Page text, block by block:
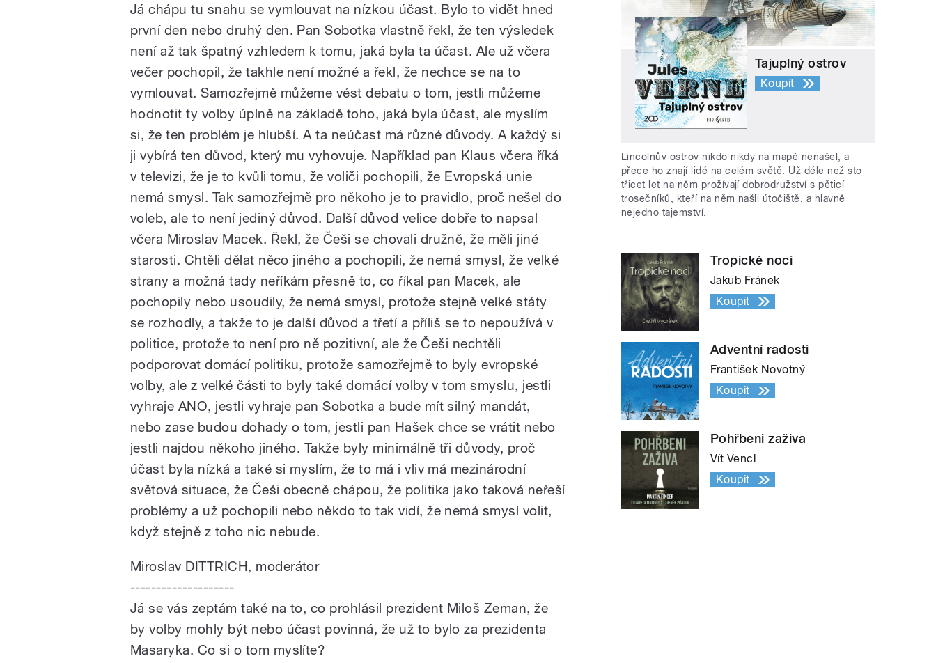
Já chápu tu snahu se vymlouvat na nízkou účast. Bylo to vidět hned
první den nebo druhý den. Pan Sobotka vlastně řekl, že ten výsledek
není až tak špatný vzhledem k tomu, jaká byla ta účast. Ale už včera
večer pochopil, že takhle není možné a řekl, že nechce se na to
vymlouvat. Samozřejmě můžeme vést debatu o tom, jestli můžeme
hodnotit ty volby úplně na základě toho, jaká byla účast, ale myslím
si, že ten problém je hlubší. A ta neúčast má různé důvody. A každý si
ji vybírá ten důvod, který mu vyhovuje. Například pan Klaus včera říká
v televizi, že je to kvůli tomu, že voliči pochopili, že Evropská unie
nemá smysl. Tak samozřejmě pro někoho je to pravidlo, proč nešel do
voleb, ale to není jediný důvod. Další důvod velice dobře to napsal
včera Miroslav Macek. Řekl, že Češi se chovali družně, že měli jiné
starosti. Chtěli dělat něco jiného a pochopili, že nemá smysl, že velké
strany a možná tady neříkám přesně to, co říkal pan Macek, ale
pochopily nebo usoudily, že nemá smysl, protože stejně velké státy
se rozhodly, a takže to je další důvod a třetí a příliš se to nepoužívá v
politice, protože to není pro ně pozitivní, ale že Češi nechtěli
podporovat domácí politiku, protože samozřejmě to byly evropské
volby, ale z velké části to byly také domácí volby v tom smyslu, jestli
vyhraje ANO, jestli vyhraje pan Sobotka a bude mít silný mandát,
nebo zase budou dohady o tom, jestli pan Hašek chce se vrátit nebo
jestli najdou někoho jiného. Takže byly minimálně tři důvody, proč
účast byla nízká a také si myslím, že to má i vliv má mezinárodní
světová situace, že Češi obecně chápou, že politika jako taková neřeší
problémy a už pochopili nebo někdo to tak vidí, že nemá smysl volit,
když stejně z toho nic nebude.
Miroslav DITTRICH, moderátor
--------------------
Já se vás zeptám také na to, co prohlásil prezident Miloš Zeman, že
by volby mohly být nebo účast povinná, že už to bylo za prezidenta
Masaryka. Co si o tom myslíte?
Tajuplný ostrov
Koupit
Lincolnův ostrov nikdo nikdy na mapě nenašel, a
přece ho znají lidé na celém světě. Už déle než sto
třicet let na něm prožívají dobrodružství s pěticí
trosečníků, kteří na něm našli útočiště, a hlavně
nejedno tajemství.
Tropické noci
Jakub Fránek
Koupit
Adventní radosti
František Novotný
Koupit
Pohřbeni zaživa
Vít Vencl
Koupit